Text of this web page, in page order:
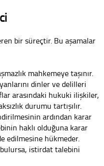
bir süreçtir. Bu aşamalar
mahkemeye taşınır.
dinler ve delilleri
arasındaki hukuki ilişkiler,
durumu tartışılır.
ardından karar
haklı olduğuna karar
edilmesine hükmeder.
istirdat talebini